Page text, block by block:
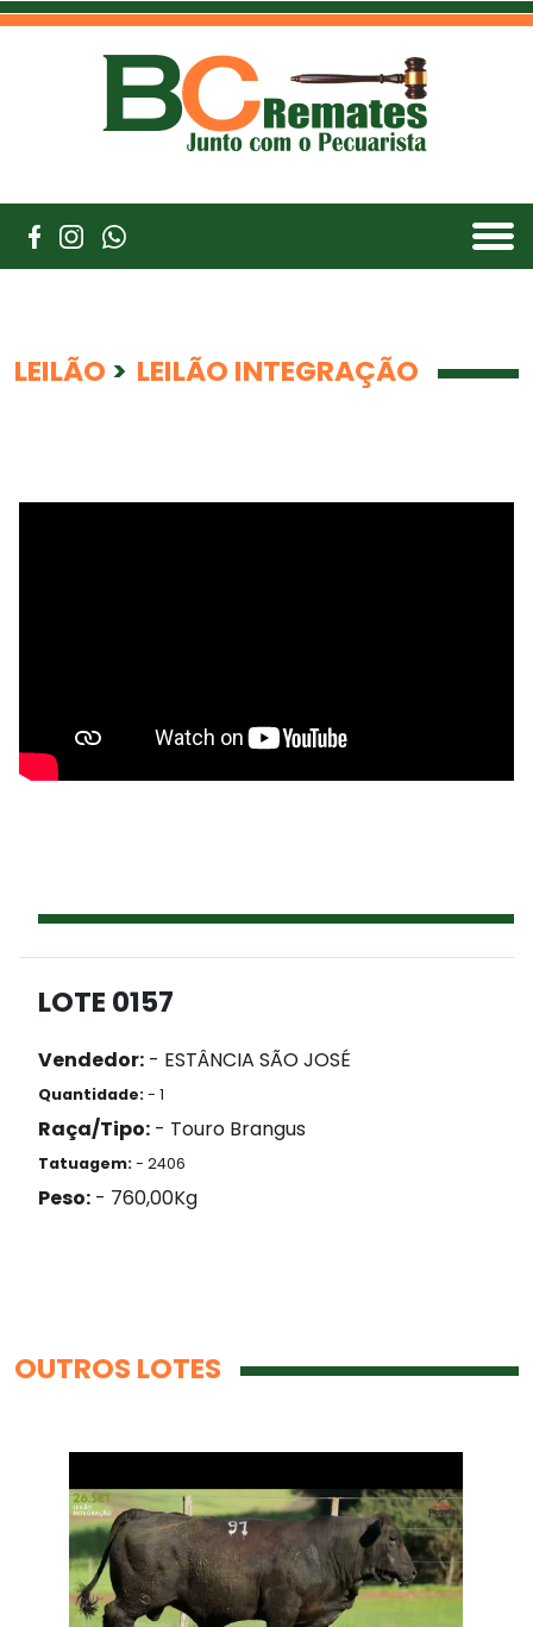
LEILÃO > LEILÃO INTEGRAÇÃO
LOTE 0157
Vendedor: - ESTÂNCIA SÃO JOSÉ
Quantidade:- 1
Raça/Tipo: - Touro Brangus
Tatuagem:- 2406
Peso: - 760,00Kg
OUTROS LOTES